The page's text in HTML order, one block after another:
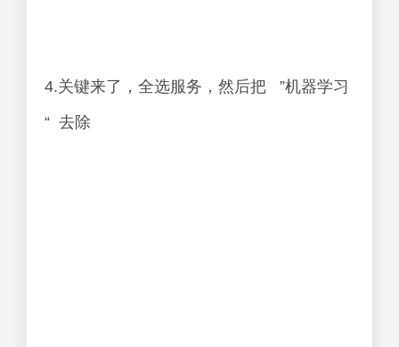
4.关键来了，全选服务，然后把 ”机器学习
“ 去除